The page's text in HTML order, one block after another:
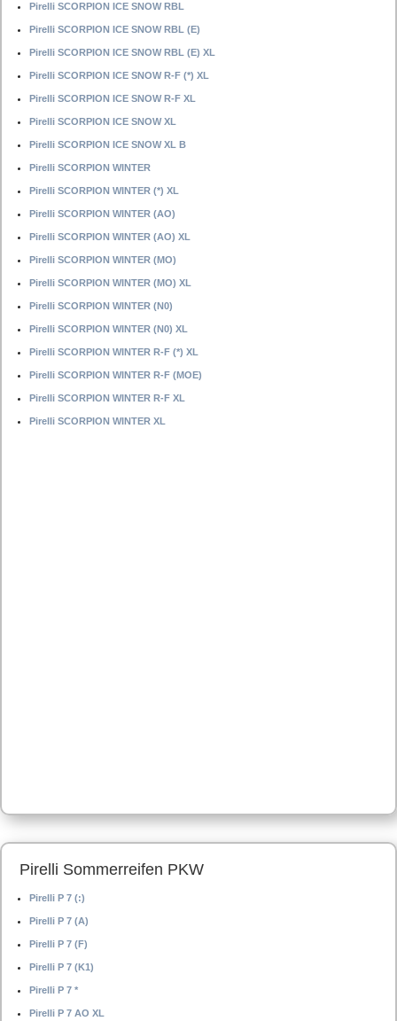
Pirelli SCORPION ICE SNOW RBL
Pirelli SCORPION ICE SNOW RBL (E)
Pirelli SCORPION ICE SNOW RBL (E) XL
Pirelli SCORPION ICE SNOW R-F (*) XL
Pirelli SCORPION ICE SNOW R-F XL
Pirelli SCORPION ICE SNOW XL
Pirelli SCORPION ICE SNOW XL B
Pirelli SCORPION WINTER
Pirelli SCORPION WINTER (*) XL
Pirelli SCORPION WINTER (AO)
Pirelli SCORPION WINTER (AO) XL
Pirelli SCORPION WINTER (MO)
Pirelli SCORPION WINTER (MO) XL
Pirelli SCORPION WINTER (N0)
Pirelli SCORPION WINTER (N0) XL
Pirelli SCORPION WINTER R-F (*) XL
Pirelli SCORPION WINTER R-F (MOE)
Pirelli SCORPION WINTER R-F XL
Pirelli SCORPION WINTER XL
Pirelli Sommerreifen PKW
Pirelli P 7 (:)
Pirelli P 7 (A)
Pirelli P 7 (F)
Pirelli P 7 (K1)
Pirelli P 7 *
Pirelli P 7 AO XL